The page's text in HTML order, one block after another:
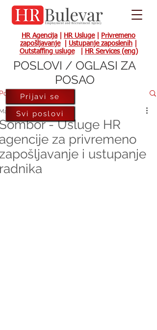
HR Agencija HR Usluge|
Privremeno
zapošljavanje| Ustupanje zaposlenih
Outstaffing usluge| HR Services (eng)
- Usluge HR
za privremeno
i ustupanje
11, 2017
Prijavi se
Svi poslovi
POSLOVI / OGLASI ZA
POSAO